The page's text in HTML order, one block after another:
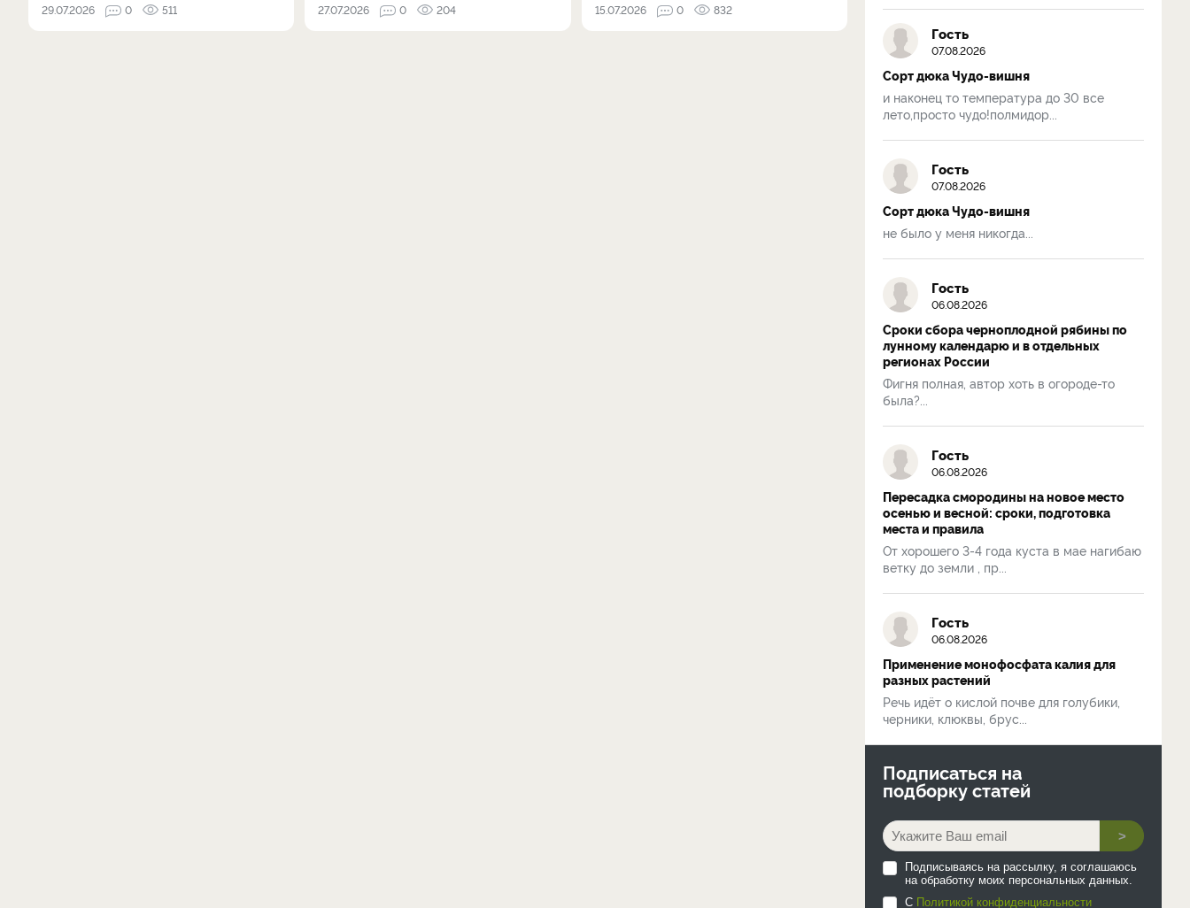
29.07.2026 0 511 27.07.2026 0 204 15.07.2026 0 832
Гость
07.08.2026
Сорт дюка Чудо-вишня
и наконец то температура до 30 все
лето,просто чудо!полмидор...
Гость
07.08.2026
Сорт дюка Чудо-вишня
не было у меня никогда...
Гость
06.08.2026
Сроки сбора черноплодной рябины по
лунному календарю и в отдельных
регионах России
Фигня полная, автор хоть в огороде-то
была?...
Гость
06.08.2026
Пересадка смородины на новое место
осенью и весной: сроки, подготовка
места и правила
От хорошего 3-4 года куста в мае нагибаю
ветку до земли , пр...
Гость
06.08.2026
Применение монофосфата калия для
разных растений
Речь идёт о кислой почве для голубики,
черники, клюквы, брус...
Подписаться на
подборку статей
>
Подписываясь на рассылку, я соглашаюсь
на обработку моих персональных данных.
С Политикой конфиденциальности